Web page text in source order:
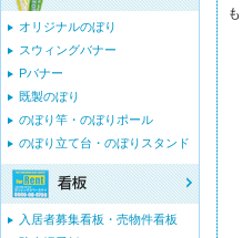
オリジナルのぼり
スウィングバナー
Pバナー
既製のぼり
のぼり竿・のぼりポール
のぼり立て台・のぼりスタンド
入居者募集看板・売物件看板